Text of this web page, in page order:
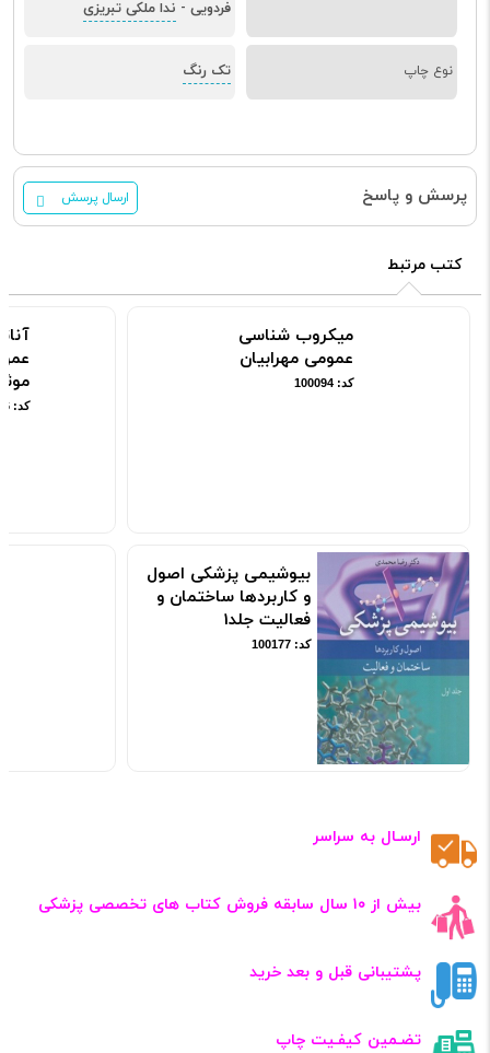
فردویی - ندا ملکی تبریزی
نوع چاپ تک رنگ
پرسش و پاسخ ارسال پرسش
کتب مرتبط
میکروب شناسی
عمومی مهرابیان
کد: 100094
بیوشیمی پزشکی اصول
و کاربردها ساختمان و
فعالیت جلد1
کد: 100177
کد: 101676
ارسـال به سراسر
بیش از ۱۰ سال سابقه فروش کتاب‌ های تخصصی پزشکی
پشتیبانی قبل و بعد خرید
تضـمین کیفـیت چاپ